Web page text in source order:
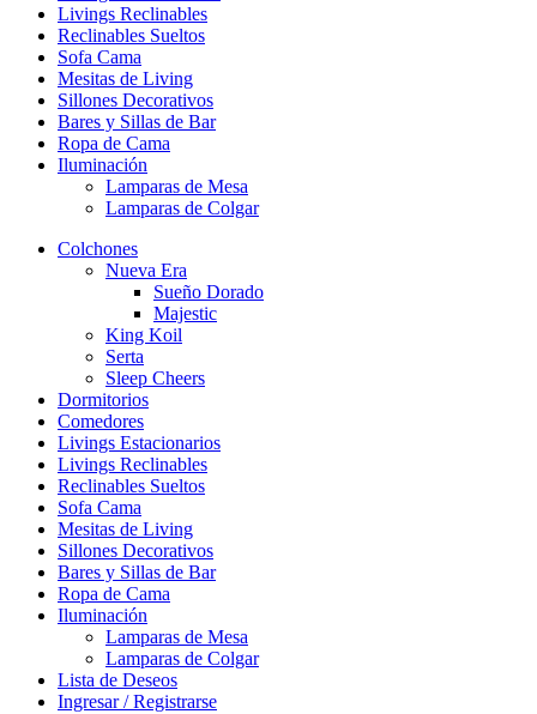
Livings Reclinables
Reclinables Sueltos
Sofa Cama
Mesitas de Living
Sillones Decorativos
Bares y Sillas de Bar
Ropa de Cama
Iluminación
Lamparas de Mesa
Lamparas de Colgar
Colchones
Nueva Era
Sueño Dorado
Majestic
King Koil
Serta
Sleep Cheers
Dormitorios
Comedores
Livings Estacionarios
Livings Reclinables
Reclinables Sueltos
Sofa Cama
Mesitas de Living
Sillones Decorativos
Bares y Sillas de Bar
Ropa de Cama
Iluminación
Lamparas de Mesa
Lamparas de Colgar
Lista de Deseos
Ingresar / Registrarse